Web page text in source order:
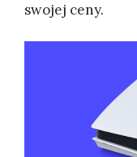
swojej ceny.